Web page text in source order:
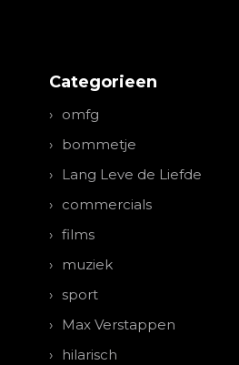
Categorieen
omfg
bommetje
Lang Leve de Liefde
commercials
films
muziek
sport
Max Verstappen
hilarisch